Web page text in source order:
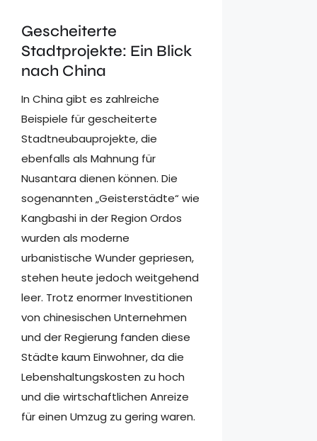
Gescheiterte
Stadtprojekte: Ein Blick
nach China
In China gibt es zahlreiche
Beispiele für gescheiterte
Stadtneubauprojekte, die
ebenfalls als Mahnung für
Nusantara dienen können. Die
sogenannten „Geisterstädte“ wie
Kangbashi in der Region Ordos
wurden als moderne
urbanistische Wunder gepriesen,
stehen heute jedoch weitgehend
leer. Trotz enormer Investitionen
von chinesischen Unternehmen
und der Regierung fanden diese
Städte kaum Einwohner, da die
Lebenshaltungskosten zu hoch
und die wirtschaftlichen Anreize
für einen Umzug zu gering waren.